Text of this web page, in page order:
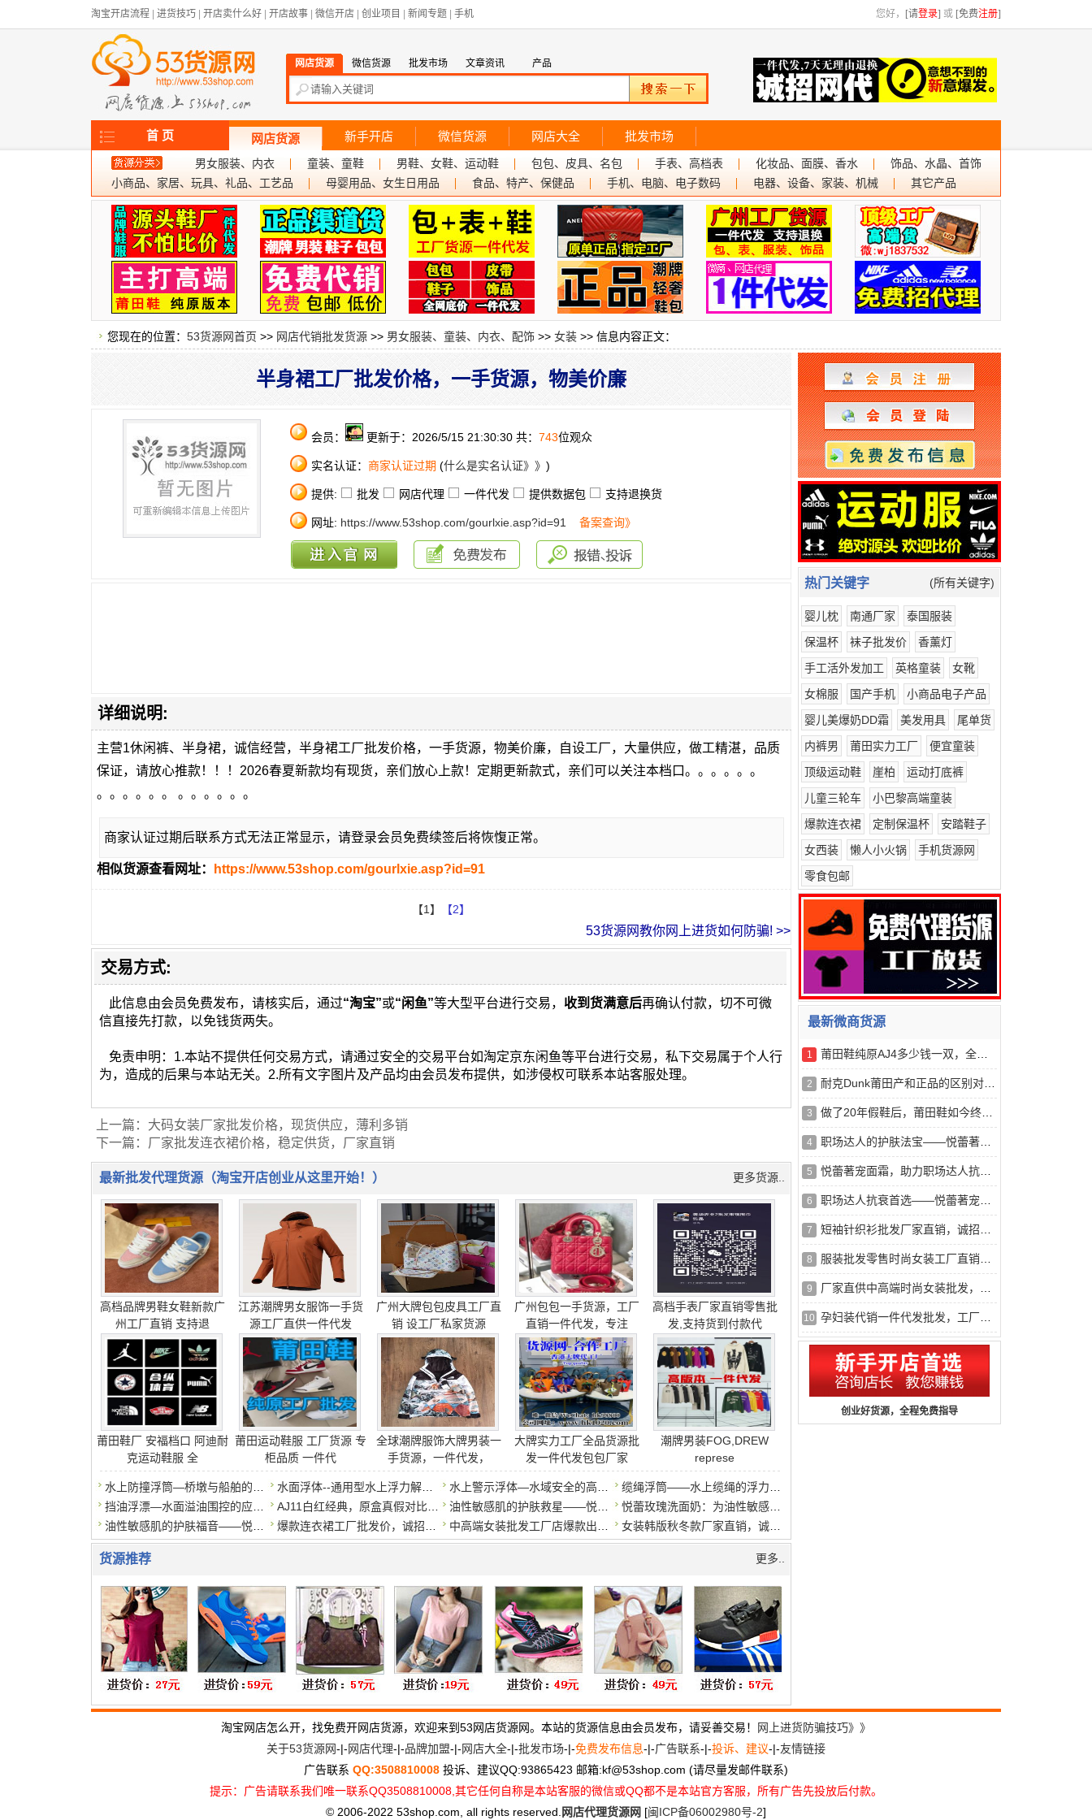
淘宝开店流程 进货技巧 开店卖什么好 开店故事 微信开店 创业项目 新闻专题 手机 您好， [请登录] 或 [免费注册]
网店货源 微信货源 批发市场 文章资讯 产品
首 页 网店货源 新手开店 微信货源 网店大全 批发市场
男女服装、内衣 童装、童鞋 男鞋、女鞋、运动鞋 包包、皮具、名包 手表、高档表 化妆品、面膜、香水
饰品、水晶、首饰
小商品、家居、玩具、礼品、工艺品
母婴用品、女生日用品 食品、特产、保健品 手机、电脑、电子数码 电器、设备、家装、机械 其它产品
您现在的位置： 53货源网首页 >> 网店代销批发货源 >> 男女服装、童装、内衣、配饰 >> 女装 >> 信息内容正文：
半身裙工厂批发价格，一手货源，物美价廉
会员： 更新于：2026/5/15 21:30:30 共： 743位观众
实名认证： 商家认证过期 (什么是实名认证》》 )
提供: 批发 网店代理 一件代发 提供数据包 支持退换货
网址: https://www.53shop.com/gourlxie.asp?id=91 备案查询》
详细说明:
主营1休闲裤、半身裙，诚信经营，半身裙工厂批发价格，一手货源，物美价廉，自设工厂，大量供应，做工精湛，品质
保证，请放心推款！！！2026春夏新款均有现货，亲们放心上款！定期更新款式，亲们可以关注本档口。。。。。。
。。。。。。 。。。。。。
商家认证过期后联系方式无法正常显示，请登录会员免费续签后将恢愎正常。
相似货源查看网址： https://www.53shop.com/gourlxie.asp?id=91
【1】 【2】
53货源网教你网上进货如何防骗! >>
交易方式:
此信息由会员免费发布，请核实后，通过“淘宝”或“闲鱼”等大型平台进行交易， 收到货满意后再确认付款，切不可微
信直接先打款，以免钱货两失。
免责申明：1.本站不提供任何交易方式，请通过安全的交易平台如淘定京东闲鱼等平台进行交易，私下交易属于个人行
为，造成的后果与本站无关。2.所有文字图片及产品均由会员发布提供，如涉侵权可联系本站客服处理。
上一篇： 大码女装厂家批发价格，现货供应，薄利多销
下一篇： 厂家批发连衣裙价格，稳定供货，厂家直销
最新批发代理货源（淘宝开店创业从这里开始！） 更多货源..
高档品牌男鞋女鞋新款广
州工厂直销 支持退
江苏潮牌男女服饰一手货
源工厂直供一件代发
广州大牌包包皮具工厂直
销 设工厂私家货源
广州包包一手货源，工厂
直销一件代发，专注
高档手表厂家直销零售批
发,支持货到付款代
莆田鞋厂 安福档口 阿迪耐
克运动鞋服 全
莆田运动鞋服 工厂货源 专
柜品质 一件代
全球潮牌服饰大牌男装一
手货源，一件代发，
大牌实力工厂全品货源批
发一件代发包包厂家
潮牌男装FOG,DREW
represe
货源推荐 更多..
热门关键字 (所有关键字)
婴儿枕 南通厂家
泰国服装
保温杯
袜子批发价
香薰灯
手工活外发加工
英格童装
女靴
女棉服
国产手机
小商品电子产品
婴儿美爆奶DD霜
美发用具
尾单货
内裤男
莆田实力工厂
便宜童装
顶级运动鞋
崖柏
运动打底裤
儿童三轮车
小巴黎高端童装
爆款连衣裙
定制保温杯
安踏鞋子
女西装
懒人小火锅
手机货源网
零食包邮
最新微商货源
1 莆田鞋纯原AJ4多少钱一双，全都位于这十个地方！——2026年*
2 耐克Dunk莆田产和正品的区别对比分享——2026年*全深度解析
3 做了20年假鞋后，莆田鞋如今终于让耐克阿迪，都开始怀疑自己
4 职场达人的护肤法宝——悦蕾著宠面霜
5 悦蕾著宠面霜，助力职场达人抗衰护肤
6 职场达人抗衰首选——悦蕾著宠面霜
7 短袖针织衫批发厂家直销，诚招代理，量多有优惠
8 服装批发零售时尚女装工厂直销，大量现货供应
9 厂家直供中高端时尚女装批发，一手货源，大量现货
10 孕妇装代销一件代发批发，工厂直供，诚招代理
创业好货源，全程免费指导
淘宝网店怎么开，找免费开网店货源，欢迎来到53网店货源网。本站的货源信息由会员发布，请妥善交易！
网上进货防骗技巧》》
关于53货源网-|-网店代理-|-品牌加盟-|-网店大全-|-批发市场-|-免费发布信息-|-广告联系-|-投诉、建议-|-友情链接
广告联系 QQ:3508810008 投诉、建议QQ:93865423 邮箱:kf@53shop.com (请尽量发邮件联系)
提示：广告请联系我们唯一联系QQ3508810008,其它任何自称是本站客服的微信或QQ都不是本站官方客服，所有广告先投放后付款。
© 2006-2022 53shop.com, all rights reserved. 网店代理货源网 [闽ICP备06002980号-2]